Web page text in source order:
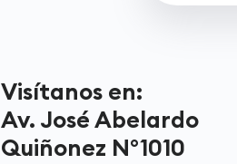
Visítanos en:
Av. José Abelardo
Quiñonez N°1010